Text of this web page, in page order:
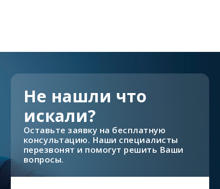
Не нашли что
искали?
Оставьте заявку на бесплатную
консультацию. Наши специалисты
перезвонят и помогут решить Ваши
вопросы.